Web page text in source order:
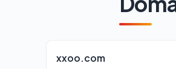
xxoo.com